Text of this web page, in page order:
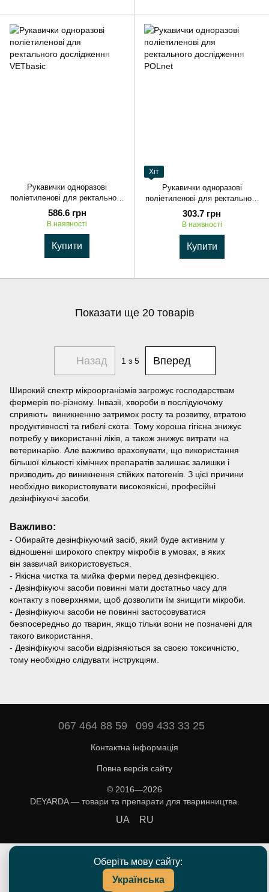
Оберіть мову сайту:
Українська
Рукавички одноразові
поліетиленові для ректального
дослідження VETbasic
586.6 грн
В наявності
Купити
Хіт
Рукавички одноразові
поліетиленові для ректального
дослідження POLnet
303.7 грн
В наявності
Купити
Показати ще 20 товарів
Назад 1з 5 Вперед
Широкий спектр мікроорганізмів загрожує господарствам
фермерів по-різному. Інвазії, хвороби в послідуючому
сприяють виникненню затримок росту та розвитку, втратою
продуктивності та гибелі скота. Тому хороша гігієна знижує
потребу у використанні ліків, а також знижує витрати на
ветеринарію. Але важливо враховувати, що використання
більшої кількості хімічних препаратів залишає залишки і
призводить до виникнення стійких патогенів. З цієї причини
необхідно використовувати високоякісні, професійні
дезінфікуючі засоби.
Важливо:
- Обирайте дезінфікуючий засіб, який буде активним у
відношенні широкого спектру мікробів в умовах, в яких
він зазвичай використовується.
- Якісна чистка та мийка ферми перед дезінфекцією.
- Дезінфікуючі засоби повинні мати достатньо часу для
контакту з поверхнями, щоб дозволити їм знищити мікроби.
- Дезінфікуючі засоби не повинні застосовуватися
безпосередньо до тварин, якщо тільки вони не позначені для
такого використання.
- Дезінфікуючі засоби відрізняються за своєю токсичністю,
тому необхідно слідувати інструкціям.
067 464 88 59 099 433 33 25
Контактна інформація
Повна версія сайту
© 2016—2026
DEYARDA — товари та препарати для тваринництва.
UA RU